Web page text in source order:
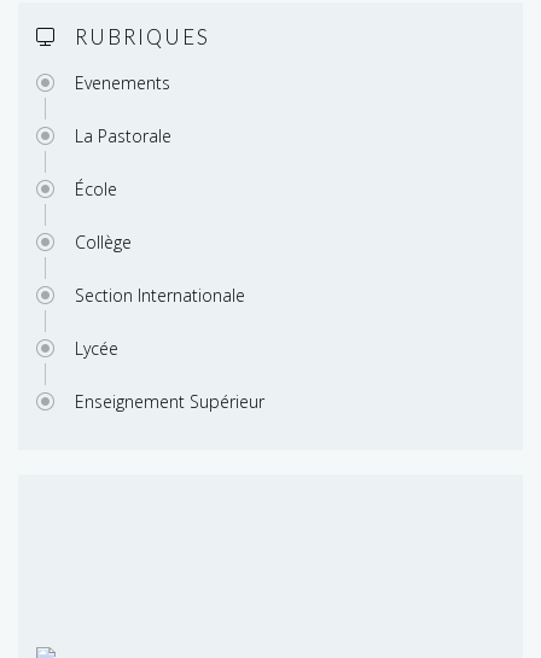
RUBRIQUES
Evenements
La Pastorale
École
Collège
Section Internationale
Lycée
Enseignement Supérieur